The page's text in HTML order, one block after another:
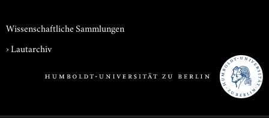
Wissenschaftliche Sammlungen
›Lautarchiv